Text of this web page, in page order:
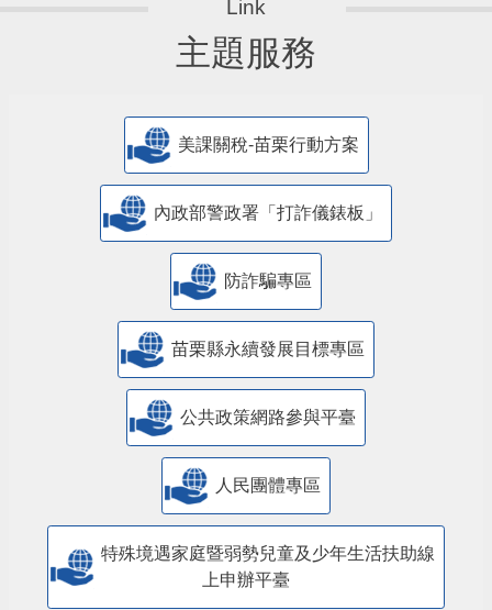
主題服務
美課關稅-苗栗行動方案
內政部警政署「打詐儀錶板」
防詐騙專區
苗栗縣永續發展目標專區
公共政策網路參與平臺
人民團體專區
特殊境遇家庭暨弱勢兒童及少年生活扶助線
上申辦平臺